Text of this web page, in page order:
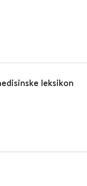
leksikon